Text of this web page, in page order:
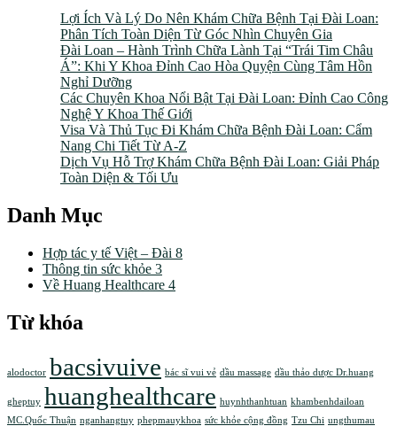
Lợi Ích Và Lý Do Nên Khám Chữa Bệnh Tại Đài Loan:
Phân Tích Toàn Diện Từ Góc Nhìn Chuyên Gia
Đài Loan – Hành Trình Chữa Lành Tại “Trái Tim Châu
Á”: Khi Y Khoa Đỉnh Cao Hòa Quyện Cùng Tâm Hồn
Nghỉ Dưỡng
Các Chuyên Khoa Nổi Bật Tại Đài Loan: Đỉnh Cao Công
Nghệ Y Khoa Thế Giới
Visa Và Thủ Tục Đi Khám Chữa Bệnh Đài Loan: Cẩm
Nang Chi Tiết Từ A-Z
Dịch Vụ Hỗ Trợ Khám Chữa Bệnh Đài Loan: Giải Pháp
Toàn Diện & Tối Ưu
Danh Mục
Hợp tác y tế Việt – Đài 8
Thông tin sức khỏe 3
Về Huang Healthcare 4
Từ khóa
alodoctor bacsivuive bác sĩ vui vẻ dầu massage dầu thảo dược Dr.huang
gheptuy huanghealthcare huynhthanhtuan khambenhdailoan
MC.Quốc Thuận nganhangtuy phepmauykhoa sức khỏe cộng đồng Tzu Chi ungthumau